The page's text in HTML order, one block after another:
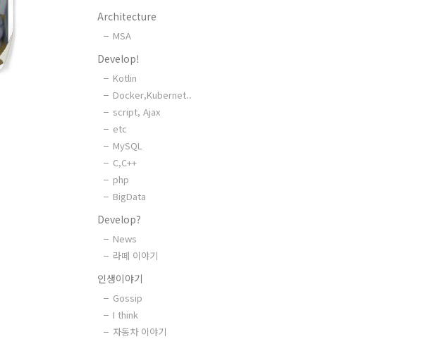
Architecture
MSA
Develop!
Kotlin
Docker,Kubernet..
script, Ajax
etc
MySQL
C,C++
php
BigData
Develop?
News
라떼 이야기
인생이야기
Gossip
I think
자동차 이야기